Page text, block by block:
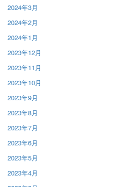
2024年3月
2024年2月
2024年1月
2023年12月
2023年11月
2023年10月
2023年9月
2023年8月
2023年7月
2023年6月
2023年5月
2023年4月